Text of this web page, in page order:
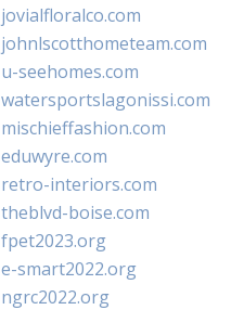
jovialfloralco.com
johnlscotthometeam.com
u-seehomes.com
watersportslagonissi.com
mischieffashion.com
eduwyre.com
retro-interiors.com
theblvd-boise.com
fpet2023.org
e-smart2022.org
ngrc2022.org